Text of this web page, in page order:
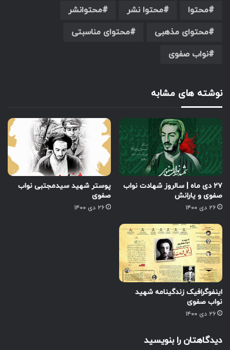
محتوا
محتوا نشر
محتوانشر
محتوای مذهبی
محتوای مناسبتی
نواب صفوی
نوشته های مشابه
۲۷ دی ماه | سالروز شهادت نواب
صفوی و یارانش
۲۶ دی ۱۴۰۰
پوستر شهید سیدمجتبی نواب
صفوی
۲۶ دی ۱۴۰۰
اینفوگرافیک زندگینامه شهید
نواب صفوی
۲۶ دی ۱۴۰۰
دیدگاهتان را بنویسید